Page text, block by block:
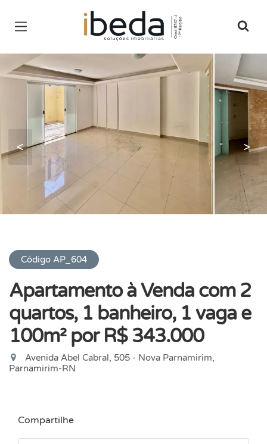
Página inicial
< >
Código AP_604
Apartamento à Venda com 2
quartos, 1 banheiro, 1 vaga e
100m² por R$ 343.000
Avenida Abel Cabral, 505 - Nova Parnamirim,
Parnamirim-RN
Compartilhe